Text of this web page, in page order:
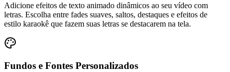
Adicione efeitos de texto animado dinâmicos ao seu vídeo com
letras. Escolha entre fades suaves, saltos, destaques e efeitos de
estilo karaokê que fazem suas letras se destacarem na tela.
Fundos e Fontes Personalizados